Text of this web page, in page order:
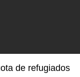
de refugiados